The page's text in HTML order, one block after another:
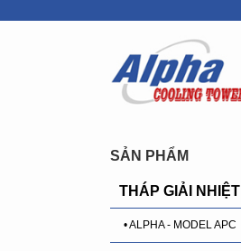
SẢN PHẨM
THÁP GIẢI NHIỆT
• ALPHA - MODEL APC